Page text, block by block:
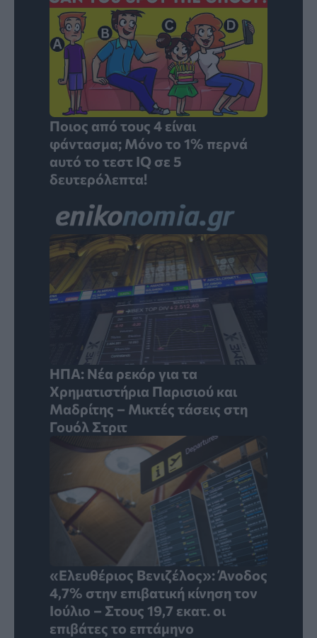
Ποιος από τους 4 είναι
φάντασμα; Μόνο το 1% περνά
αυτό το τεστ IQ σε 5
δευτερόλεπτα!
ΗΠΑ: Νέα ρεκόρ για τα
Χρηματιστήρια Παρισιού και
Μαδρίτης – Μικτές τάσεις στη
Γουόλ Στριτ
«Ελευθέριος Βενιζέλος»: Άνοδος
4,7% στην επιβατική κίνηση τον
Ιούλιο – Στους 19,7 εκατ. οι
επιβάτες το επτάμηνο